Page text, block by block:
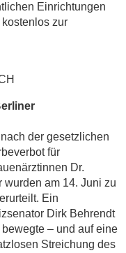
Einrichtungen
zur
der gesetzlichen
für
Dr.
wurden am 14. Juni zu
Ein
Dirk Behrendt
– und auf eine
Streichung des